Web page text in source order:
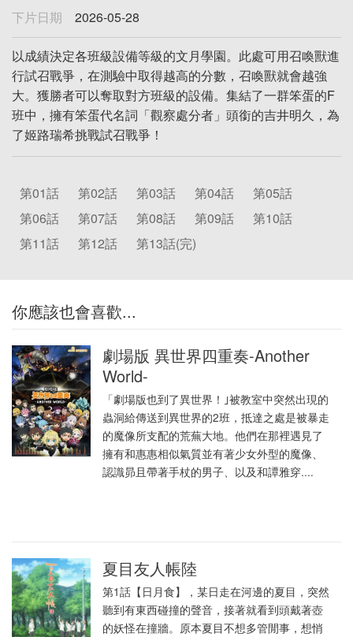
下片日期
2026-05-28
以成績決定各班級設備等級的文月學園。此處可用召喚獸進
行試召戰爭，在測驗中取得越高的分數，召喚獸就會越強
大。獲勝者可以奪取對方班級的設備。集結了一群笨蛋的F
班中，擁有笨蛋代名詞「觀察處分者」頭銜的吉井明久，為
了姬路瑞希挑戰試召戰爭！
第01話 第02話 第03話 第04話
第05話
第06話
第07話 第08話 第09話
第10話
第11話
第12話 第13話(完)
你應該也會喜歡...
劇場版 異世界四重奏-Another
World-
「劇場版也到了異世界！｣被教室中突然出現的
蟲洞給傳送到異世界的2班，抵達之處是被暴走
的魔像所支配的荒蕪大地。他們在那裡遇見了
擁有和惠惠相似氣質並有著少女外型的魔像、
認識昴且帶著手杖的男子、以及和譚雅穿....
夏目友人帳陸
第1話【日月食】，某日走在河邊的夏目，突然
聽到有東西碰撞的聲音，接著就看到頭戴著壺
的妖怪在撞牆。原本夏目不想多管閒事，想悄